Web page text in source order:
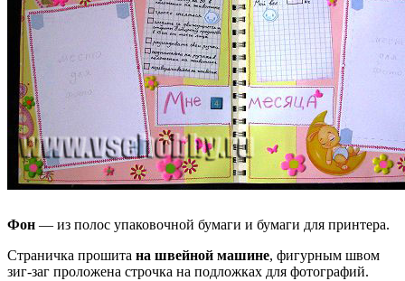
Фон — из полос упаковочной бумаги и бумаги для принтера.
Страничка прошита на швейной машине, фигурным швом
зиг-заг проложена строчка на подложках для фотографий.